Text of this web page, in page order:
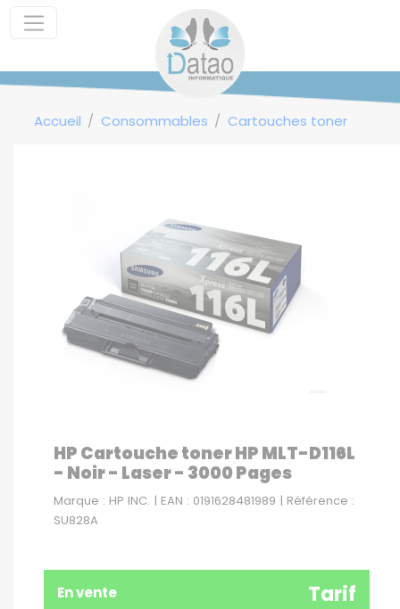
Accueil Consommables Cartouches toner
HP Cartouche toner HP MLT-D116L
- Noir - Laser - 3000 Pages
Marque : HP INC. | EAN : 0191628481989 | Référence :
SU828A
En vente Tarif
Panneau de gestion des cookies